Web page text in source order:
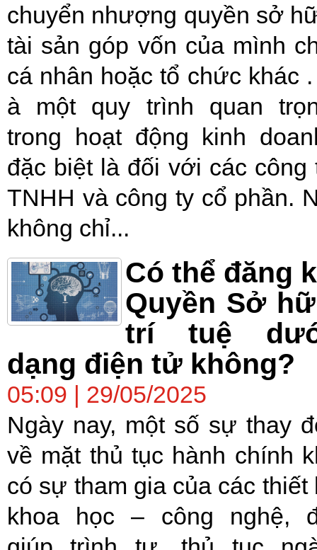
chuyển nhượng quyền sở
tài sản góp vốn của mình
cá nhân hoặc tổ chức khác
à một quy trình quan
trong hoạt động kinh
đặc biệt là đối với các công
TNHH và công ty cổ phần.
không chỉ...
Có thể đăng
Quyền Sở
trí tuệ
dạng điện tử không?
05:09 | 29/05/2025
Ngày nay, một số sự thay
về mặt thủ tục hành chính
có sự tham gia của các thiết
khoa học – công nghệ,